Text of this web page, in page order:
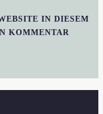
IN DIESEM
KOMMENTAR